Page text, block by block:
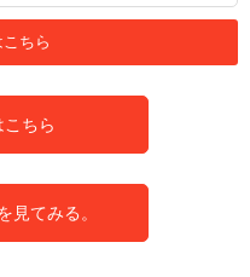
ちら
ちら
見てみる。